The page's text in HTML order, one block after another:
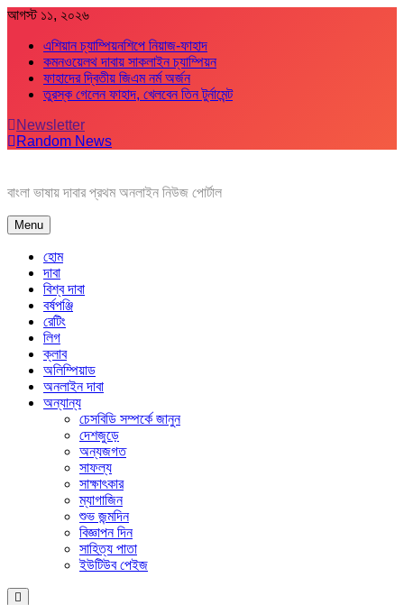
Skip
content
আগস্ট ১১, ২০২৬
এশিয়ান চ্যাম্পিয়নশিপে নিয়াজ-ফাহাদ
কমনওয়েলথ দাবায় সাকলাইন চ্যাম্পিয়ন
ফাহাদের দ্বিতীয় জিএম নর্ম অর্জন
তুরস্ক গেলেন ফাহাদ, খেলবেন তিন টুর্নামেন্ট
Newsletter
Random News
বাংলা ভাষায় দাবার প্রথম অনলাইন নিউজ পোর্টাল
Menu
হোম
দাবা
বিশ্ব দাবা
বর্ষপঞ্জি
রেটিং
লিগ
ক্লাব
অলিম্পিয়াড
অনলাইন দাবা
অন্যান্য
চেসবিডি সম্পর্কে জানুন
দেশজুড়ে
অন্যজগত
সাফল্য
সাক্ষাৎকার
ম্যাগাজিন
শুভ জন্মদিন
বিজ্ঞাপন দিন
সাহিত্য পাতা
ইউটিউব পেইজ